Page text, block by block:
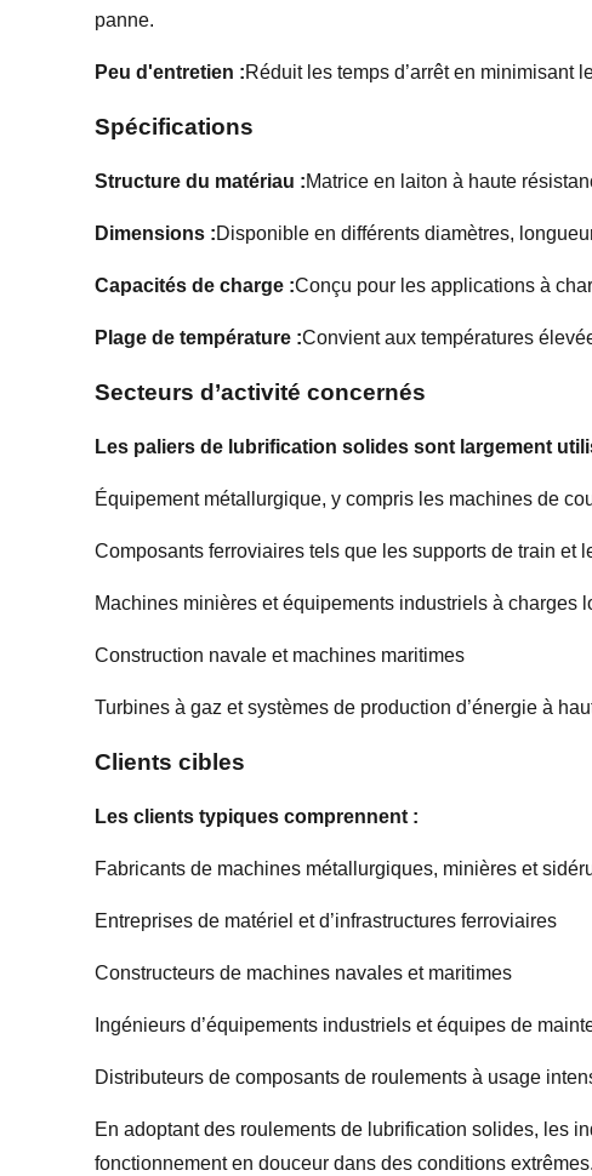
panne.
Peu d'entretien :Réduit les temps d’arrêt en minimisant
Spécifications
Structure du matériau :Matrice en laiton à haute
Dimensions :Disponible en différents diamètres,
Capacités de charge :Conçu pour les applications à
Plage de température :Convient aux températures
Secteurs d’activité concernés
Les paliers de lubrification solides sont largement
Équipement métallurgique, y compris les machines de
Composants ferroviaires tels que les supports de train et
Machines minières et équipements industriels à charges
Construction navale et machines maritimes
Turbines à gaz et systèmes de production d’énergie à
Clients cibles
Les clients typiques comprennent :
Fabricants de machines métallurgiques, minières et
Entreprises de matériel et d’infrastructures ferroviaires
Constructeurs de machines navales et maritimes
Ingénieurs d’équipements industriels et équipes de
Distributeurs de composants de roulements à usage
En adoptant des roulements de lubrification solides, les
fonctionnement en douceur dans des conditions